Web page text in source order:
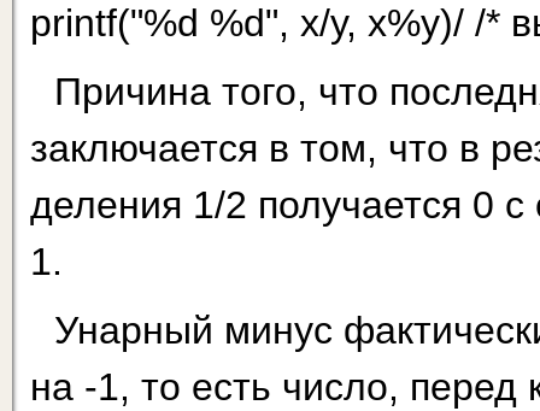
printf("%d %d", х/у, х%у)/ /*
Причина того, что
заключается в том, что в
деления 1/2 получается 0
1.
Унарный минус
на -1, то есть число, перед